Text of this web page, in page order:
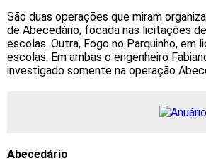
São duas operações que miram
de Abecedário, focada nas licitações
escolas. Outra, Fogo no Parquinho,
escolas. Em ambas o engenheiro
investigado somente na operação
Abecedário